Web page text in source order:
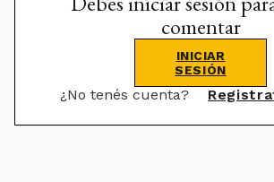
comentar
INICIAR
SESIÓN
¿No tenés cuenta?